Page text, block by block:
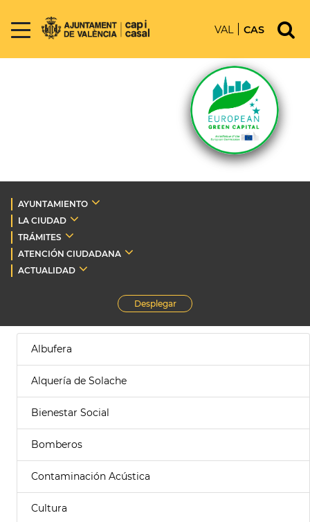
VAL CAS
AYUNTAMIENTO
LA CIUDAD
TRÁMITES
ATENCIÓN CIUDADANA
ACTUALIDAD
Desplegar
Albufera
Alquería de Solache
Bienestar Social
Bomberos
Contaminación Acústica
Cultura